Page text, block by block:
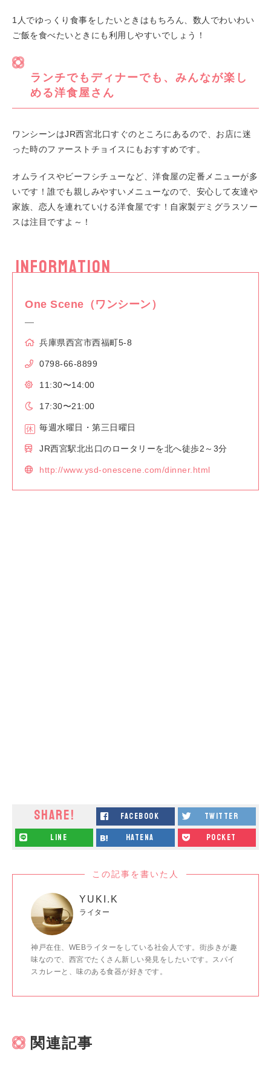
1人でゆっくり食事をしたいときはもちろん、数人でわいわい
ご飯を食べたいときにも利用しやすいでしょう！
ランチでもディナーでも、みんなが楽し
める洋食屋さん
ワンシーンはJR西宮北口すぐのところにあるので、お店に迷
った時のファーストチョイスにもおすすめです。
オムライスやビーフシチューなど、洋食屋の定番メニューが多
いです！誰でも親しみやすいメニューなので、安心して友達や
家族、恋人を連れていける洋食屋です！自家製デミグラスソー
スは注目ですよ～！
INFORMATION
One Scene（ワンシーン）
兵庫県西宮市西福町5-8
0798-66-8899
11:30〜14:00
17:30〜21:00
毎週水曜日・第三日曜日
JR西宮駅北出口のロータリーを北へ徒歩2～3分
http://www.ysd-onescene.com/dinner.html
SHARE! facebook twitter
line hatena pocket
この記事を書いた人
YUKI.K
ライター
神戸在住、WEBライターをしている社会人です。街歩きが趣
味なので、西宮でたくさん新しい発見をしたいです。スパイ
スカレーと、味のある食器が好きです。
関連記事